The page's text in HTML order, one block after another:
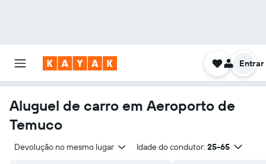
Entrar
Aluguel de carro em Aeroporto de
Temuco
Devolução no mesmo lugar Idade do condutor: 25-65